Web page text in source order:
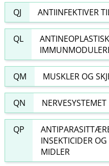
QJ ANTIINFEKTIVER
QL
QM MUSKLER OG
QN NERVESYSTEMET
QP
INSEKTICIDER
MIDLER